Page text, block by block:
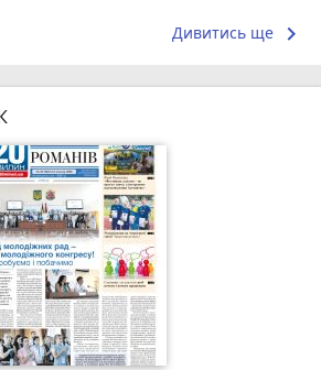
Дивитись ще keyboard_arrow_right